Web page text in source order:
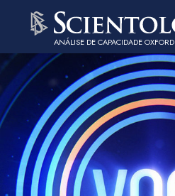
ANÁLISE DE CAPACIDADE OXFORD